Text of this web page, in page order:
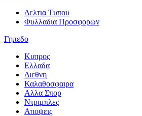
Δελτια Τυπου
Φυλλαδια Προσφορων
Γηπεδο
Κυπρος
Ελλαδα
Διεθνη
Καλαθοσφαιρα
Αλλα Σπορ
Ντριμπλες
Αποψεις